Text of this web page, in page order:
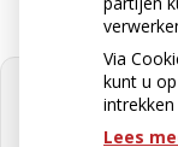
Via
kunt u
Lees